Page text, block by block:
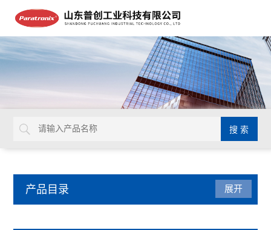
产品目录 展开